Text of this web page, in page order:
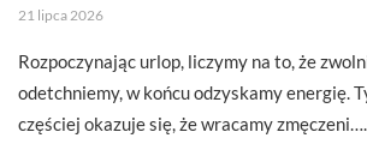
21 lipca 2026
Rozpoczynając urlop, liczymy na to, że
odetchniemy, w końcu odzyskamy energię.
częściej okazuje się, że wracamy zmęczeni….